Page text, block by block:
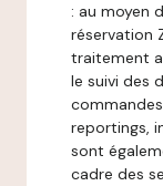
: au moyen
réservation
traitement
le suivi des
reportings,
sont
cadre des